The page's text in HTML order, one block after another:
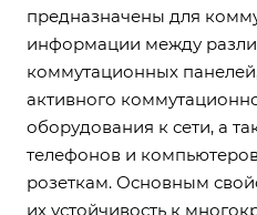
предназначены для
информации между
коммутационных
активного
оборудования к сети, а
телефонов и
розеткам. Основным
их устойчивость к